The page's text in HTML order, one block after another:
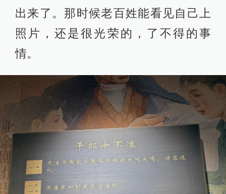
出来了。那时候老百姓能看见自己上
照片，还是很光荣的，了不得的事
情。